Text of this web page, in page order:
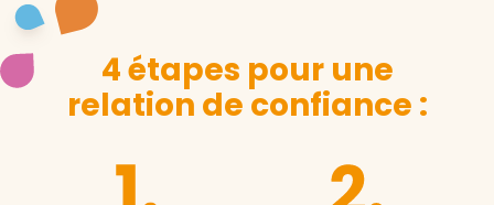
4 étapes pour une
relation de confiance :